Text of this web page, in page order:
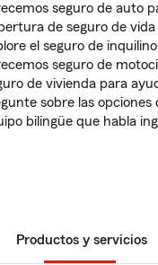
seguro de auto
de seguro de vida
el seguro de
seguro de
de vivienda para
sobre las
bilingüe que habla
Productos y servicios